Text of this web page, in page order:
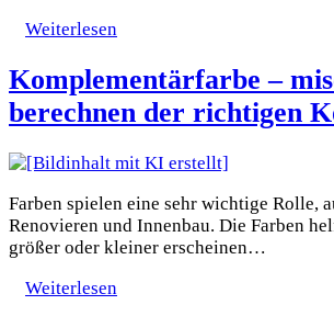
Weiterlesen
Komplementärfarbe –
berechnen der richtigen
Farben spielen eine sehr wichtige Rolle,
Renovieren und Innenbau. Die Farben
größer oder kleiner erscheinen…
Weiterlesen